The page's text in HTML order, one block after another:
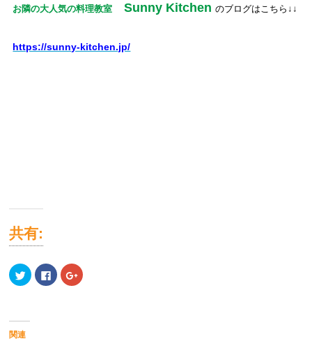
お隣の大人気の料理教室 Sunny Kitchen のブログはこちら↓↓
https://sunny-kitchen.jp/
共有:
ク
リ
Twitter
Facebook
で
ク
リ
関連